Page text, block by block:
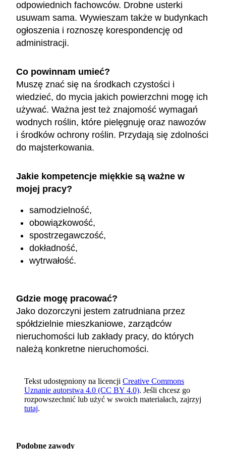
odpowiednich fachowców. Drobne usterki
usuwam sama. Wywieszam także w budynkach
ogłoszenia i roznoszę korespondencję od
administracji.
Co powinnam umieć?
Muszę znać się na środkach czystości i
wiedzieć, do mycia jakich powierzchni mogę ich
używać. Ważna jest też znajomość wymagań
wodnych roślin, które pielęgnuję oraz nawozów
i środków ochrony roślin. Przydają się zdolności
do majsterkowania.
Jakie kompetencje miękkie są ważne w
mojej pracy?
samodzielność,
obowiązkowość,
spostrzegawczość,
dokładność,
wytrwałość.
Gdzie mogę pracować?
Jako dozorczyni jestem zatrudniana przez
spółdzielnie mieszkaniowe, zarządców
nieruchomości lub zakłady pracy, do których
należą konkretne nieruchomości.
Tekst udostępniony na licencji Creative Commons
Uznanie autorstwa 4.0 (CC BY 4.0). Jeśli chcesz go
rozpowszechnić lub użyć w swoich materiałach, zajrzyj
tutaj.
Podobne zawody